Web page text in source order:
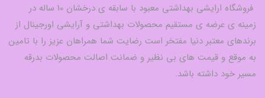
فروشگاه ارایشی بهداشتی معبود با سابقه ی درخشان 10 ساله در
زمینه ی عرضه ی مستقیم محصولات بهداشتی و آرایشی اورجینال از
برندهای معتبر دنیا مفتخر است رضایت شما همراهان عزیز را با تامین
به موقع و قیمت های بی نظیر و ضمانت اصالت محصولات بدرقه
مسیر خود داشته باشد.